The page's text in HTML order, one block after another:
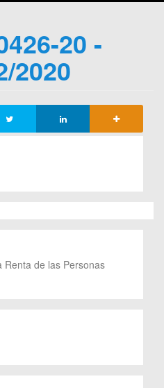
20 -
2020
Renta de las Personas